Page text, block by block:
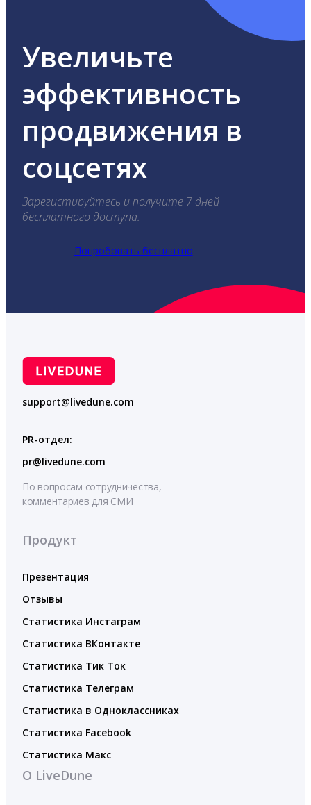
Увеличьте
эффективность
продвижения в
соцсетях
Зарегистируйтесь и получите 7 дней
бесплатного доступа.
Попробовать бесплатно
support@livedune.com
PR-отдел:
pr@livedune.com
По вопросам сотрудничества,
комментариев для СМИ
Продукт
Презентация
Отзывы
Статистика Инстаграм
Статистика ВКонтакте
Статистика Тик Ток
Статистика Телеграм
Статистика в Одноклассниках
Статистика Facebook
Статистика Макс
О LiveDune